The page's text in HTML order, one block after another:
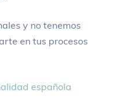
y no tenemos
en tus procesos
española